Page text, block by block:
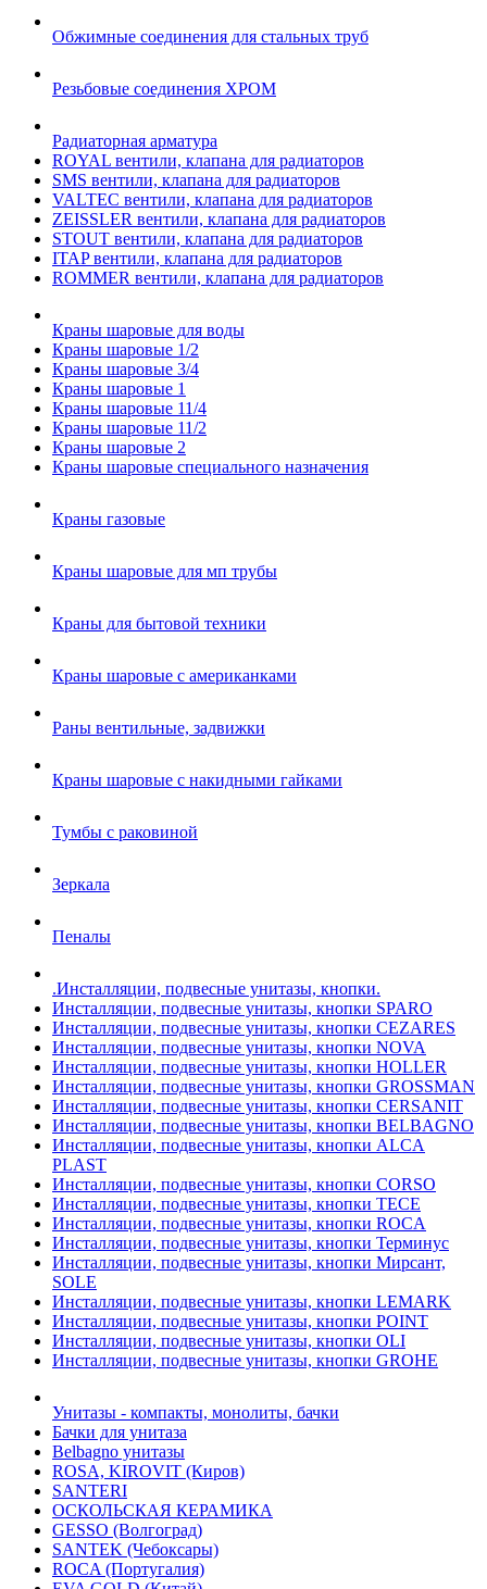
Обжимные соединения для стальных труб
Резьбовые соединения ХРОМ
Радиаторная арматура
ROYAL вентили, клапана для радиаторов
SMS вентили, клапана для радиаторов
VALTEC вентили, клапана для радиаторов
ZEISSLER вентили, клапана для радиаторов
STOUT вентили, клапана для радиаторов
ITAP вентили, клапана для радиаторов
ROMMER вентили, клапана для радиаторов
Краны шаровые для воды
Краны шаровые 1/2
Краны шаровые 3/4
Краны шаровые 1
Краны шаровые 11/4
Краны шаровые 11/2
Краны шаровые 2
Краны шаровые специального назначения
Краны газовые
Краны шаровые для мп трубы
Краны для бытовой техники
Краны шаровые с американками
Раны вентильные, задвижки
Краны шаровые с накидными гайками
Тумбы с раковиной
Зеркала
Пеналы
.Инсталляции, подвесные унитазы, кнопки.
Инсталляции, подвесные унитазы, кнопки SPARO
Инсталляции, подвесные унитазы, кнопки CEZARES
Инсталляции, подвесные унитазы, кнопки NOVA
Инсталляции, подвесные унитазы, кнопки HOLLER
Инсталляции, подвесные унитазы, кнопки GROSSMAN
Инсталляции, подвесные унитазы, кнопки CERSANIT
Инсталляции, подвесные унитазы, кнопки BELBAGNO
Инсталляции, подвесные унитазы, кнопки ALCA
PLAST
Инсталляции, подвесные унитазы, кнопки CORSO
Инсталляции, подвесные унитазы, кнопки TECE
Инсталляции, подвесные унитазы, кнопки ROCA
Инсталляции, подвесные унитазы, кнопки Терминус
Инсталляции, подвесные унитазы, кнопки Мирсант,
SOLE
Инсталляции, подвесные унитазы, кнопки LEMARK
Инсталляции, подвесные унитазы, кнопки POINT
Инсталляции, подвесные унитазы, кнопки OLI
Инсталляции, подвесные унитазы, кнопки GROHE
Унитазы - компакты, монолиты, бачки
Бачки для унитаза
Belbagno унитазы
ROSA, KIROVIT (Киров)
SANTERI
ОСКОЛЬСКАЯ КЕРАМИКА
GESSO (Волгоград)
SANTEK (Чебоксары)
ROCA (Португалия)